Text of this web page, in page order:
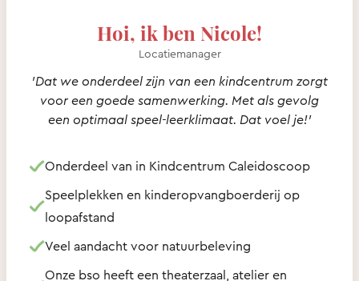
Hoi, ik ben Nicole!
Locatiemanager
'Dat we onderdeel zijn van een kindcentrum zorgt
voor een goede samenwerking. Met als gevolg
een optimaal speel-leerklimaat. Dat voel je!'
Onderdeel van in Kindcentrum Caleidoscoop
Speelplekken en kinderopvangboerderij op
loopafstand
Veel aandacht voor natuurbeleving
Onze bso heeft een theaterzaal, atelier en